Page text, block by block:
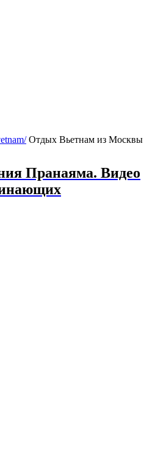
Отдых Вьетнам из Москвы
Пранаяма. Видео